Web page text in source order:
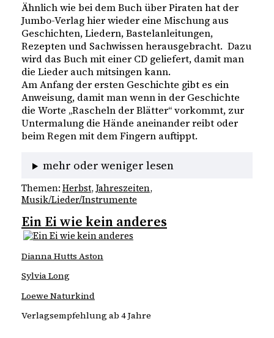
Ähnlich wie bei dem Buch über Piraten hat der
Jumbo-Verlag hier wieder eine Mischung aus
Geschichten, Liedern, Bastelanleitungen,
Rezepten und Sachwissen herausgebracht. Dazu
wird das Buch mit einer CD geliefert, damit man
die Lieder auch mitsingen kann.
Am Anfang der ersten Geschichte gibt es ein
Anweisung, damit man wenn in der Geschichte
die Worte „Rascheln der Blätter“ vorkommt, zur
Untermalung die Hände aneinander reibt oder
beim Regen mit dem Fingern auftippt.
mehr oder weniger lesen
Themen: Herbst, Jahreszeiten
Musik/Lieder/Instrumente
Ein Ei wie kein anderes
Dianna Hutts Aston
Sylvia Long
Loewe Naturkind
Verlagsempfehlung ab 4 Jahre